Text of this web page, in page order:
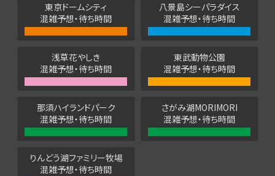
東京ドームシティ
混雑予想・待ち時間
八景島シーパラダイス
混雑予想・待ち時間
浅草花やしき
混雑予想・待ち時間
東武動物公園
混雑予想・待ち時間
那須ハイランドパーク
混雑予想・待ち時間
さがみ湖MORIMORI
混雑予想・待ち時間
りんどう湖ファミリー牧場
混雑予想・待ち時間